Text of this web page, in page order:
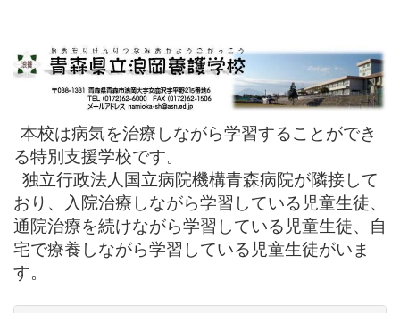
本校は病気を治療しながら学習することができ
る特別支援学校です。
独立行政法人国立病院機構青森病院が隣接して
おり、入院治療しながら学習している児童生徒、
通院治療を続けながら学習している児童生徒、自
宅で療養しながら学習している児童生徒がいま
す。